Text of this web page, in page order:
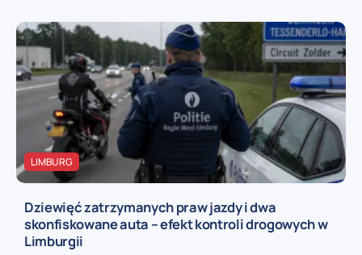
LIMBURG
Dziewięć zatrzymanych praw jazdy i dwa
skonfiskowane auta – efekt kontroli drogowych w
Limburgii